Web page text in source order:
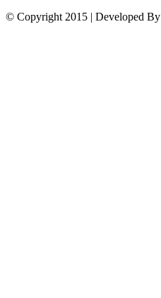
© Copyright 2015 | Developed By